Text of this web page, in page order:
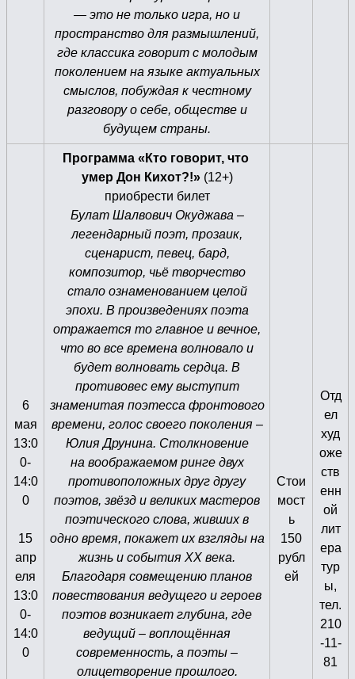
— это не только игра, но и
пространство для размышлений,
где классика говорит с молодым
поколением на языке актуальных
смыслов, побуждая к честному
разговору о себе, обществе и
будущем страны.
6
мая
13:0
0-
14:0
0
15
апр
еля
13:0
0-
14:0
0
Программа «Кто говорит, что
умер Дон Кихот?!»(12+)
приобрести билет
Булат Шалвович Окуджава –
легендарный поэт, прозаик,
сценарист, певец, бард,
композитор, чьё творчество
стало ознаменованием целой
эпохи. В произведениях поэта
отражается то главное и вечное,
что во все времена волновало и
будет волновать сердца. В
противовес ему выступит
знаменитая поэтесса фронтового
времени, голос своего поколения –
Юлия Друнина. Столкновение
на воображаемом ринге двух
противоположных друг другу
поэтов, звёзд и великих мастеров
поэтического слова, живших в
одно время, покажет их взгляды на
жизнь и события ХХ века.
Благодаря совмещению планов
повествования ведущего и героев
поэтов возникает глубина, где
ведущий – воплощённая
современность, а поэты –
олицетворение прошлого.
Стои
мост
ь
150
рубл
ей
Отд
ел
худ
оже
ств
енн
ой
лит
ера
тур
ы,
тел.
210
-11-
81